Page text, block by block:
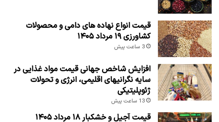
قیمت انواع نهاده های دامی و محصولات
کشاورزی ۱۹ مرداد ۱۴۰۵
3 ساعت پیش
افزایش شاخص جهانی قیمت مواد غذایی در
سایه نگرانیهای اقلیمی، انرژی و تحولات
ژئوپلیتیکی
13 ساعت پیش
قیمت آجیل و خشکبار ۱۸ مرداد ۱۴۰۵